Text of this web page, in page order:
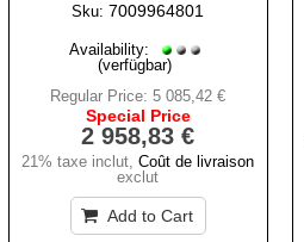
Sku: 7009964801
Availability:
(verfügbar)
Regular Price: 5 085,42 €
Special Price
2 958,83 €
21% taxe inclut,Coût de livraison
exclut
Add to Cart